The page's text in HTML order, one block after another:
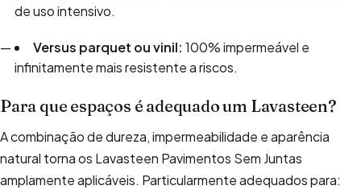
de uso intensivo.
Versus parquet ou vinil: 100% impermeável e
infinitamente mais resistente a riscos.
Para que espaços é adequado um Lavasteen?
A combinação de dureza, impermeabilidade e aparência
natural torna os Lavasteen Pavimentos Sem Juntas
amplamente aplicáveis. Particularmente adequados para: